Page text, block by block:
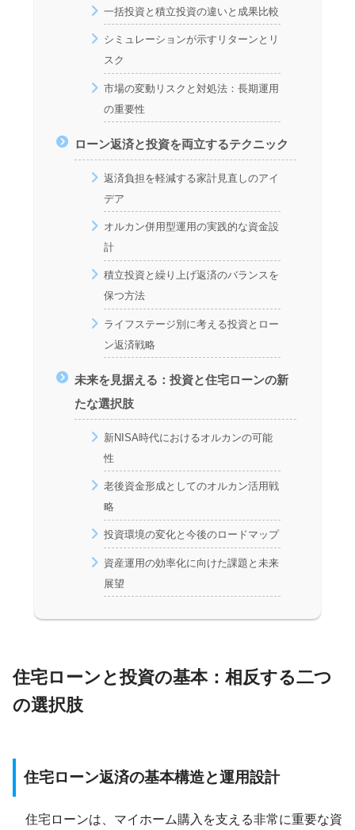
一括投資と積立投資の違いと成果比較
シミュレーションが示すリターンとリ
スク
市場の変動リスクと対処法：長期運用
の重要性
ローン返済と投資を両立するテクニック
返済負担を軽減する家計見直しのアイ
デア
オルカン併用型運用の実践的な資金設
計
積立投資と繰り上げ返済のバランスを
保つ方法
ライフステージ別に考える投資とロー
ン返済戦略
未来を見据える：投資と住宅ローンの新
たな選択肢
新NISA時代におけるオルカンの可能
性
老後資金形成としてのオルカン活用戦
略
投資環境の変化と今後のロードマップ
資産運用の効率化に向けた課題と未来
展望
住宅ローンと投資の基本：相反する二つ
の選択肢
住宅ローン返済の基本構造と運用設計
住宅ローンは、マイホーム購入を支える非常に重要な資